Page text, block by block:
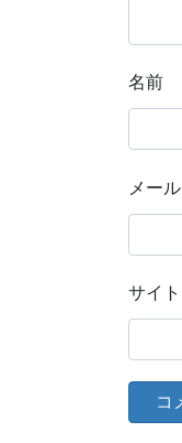
名前
メール
サイト